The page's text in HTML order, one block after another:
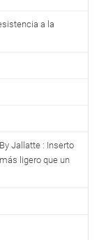
a la
Jallatte : Inserto
ligero que un